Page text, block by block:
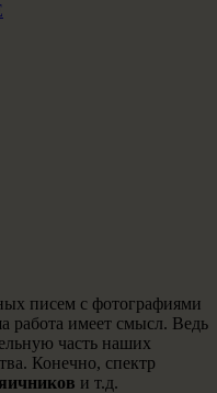
писем с фотографиями
работа имеет смысл. Ведь
часть наших
Конечно, спектр
и т.д.